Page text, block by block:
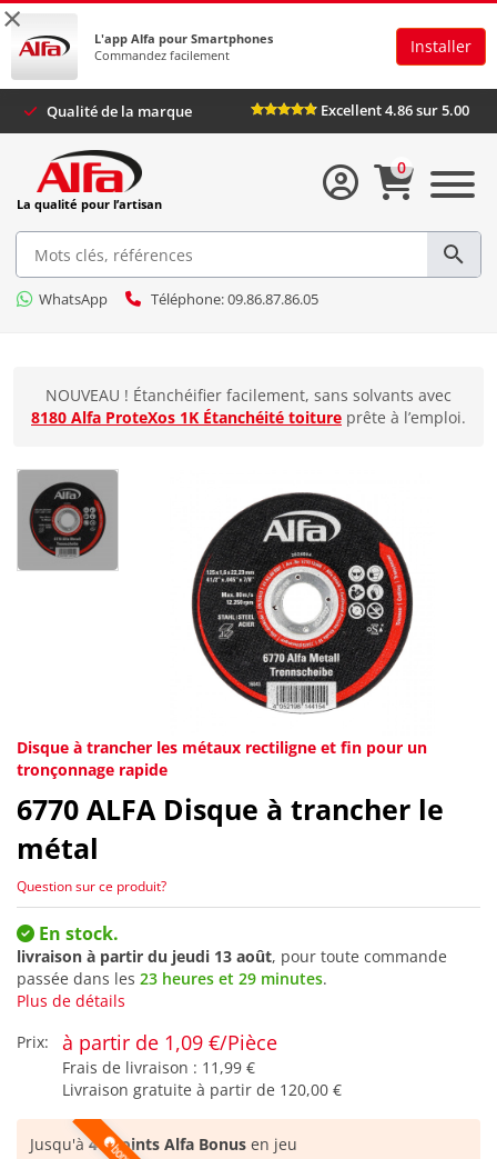
×
L'app Alfa pour Smartphones
Commandez facilement
Installer
Qualité de la marque Excellent 4.86 sur
La qualité pour l’artisan
WhatsApp Téléphone: 09.86.87.86.05
0
NOUVEAU ! Étanchéifier facilement, sans solvants avec
8180 Alfa ProteXos 1K Étanchéité toiture prête à l’emploi.
Disque à trancher les métaux rectiligne et fin pour un
tronçonnage rapide
6770 ALFA Disque à trancher le
métal
Question sur ce produit?
En stock.
livraison à partir du jeudi 13 août, pour toute commande
passée dans les 23 heures et 29 minutes.
Plus de détails
Prix:
à partir de 1,09 €/Pièce
Frais de livraison : 11,99 €
Livraison gratuite à partir de 120,00 €
Jusqu'à40 points Alfa Bonus en jeu